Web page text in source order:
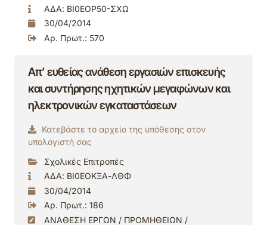
ΑΔΑ: ΒΙ0ΕΟΡ50-ΣΧΩ
30/04/2014
Αρ. Πρωτ.: 570
Απ’ ευθείας ανάθεση εργασιών επισκευής
και συντήρησης ηχητικών μεγαφώνων και
ηλεκτρονικών εγκαταστάσεων
Κατεβάστε το αρχείο της υπόθεσης στον
υπολογιστή σας
Σχολικές Επιτροπές
ΑΔΑ: ΒΙ0ΕΟΚΞΑ-ΛΘΦ
30/04/2014
Αρ. Πρωτ.: 186
ΑΝΑΘΕΣΗ ΕΡΓΩΝ / ΠΡΟΜΗΘΕΙΩΝ /